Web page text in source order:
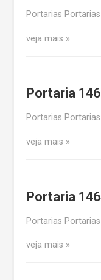
Portarias
veja mais
Portaria
Portarias
veja mais
Portaria
Portarias
veja mais